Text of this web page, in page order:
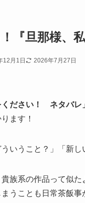
『旦那様、
12月1日 2026年7月27日
ください！ ネタバレ
ます！
いうこと？」「新
族系の作品って似
うことも日常茶飯事